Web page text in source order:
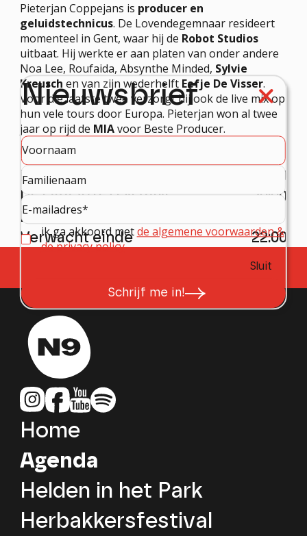
Pieterjan Coppejans is producer en
geluidstechnicus. De Lovendegemnaar resideert
momenteel in Gent, waar hij de Robot Studios
uitbaat. Hij werkte er aan platen van onder andere
Noa Lee, Roufaida, Absynthe Minded, Sylvie
Kreusch en van zijn wederhelft Eefje De Visser.
Voor die laatste twee verzorgt hij ook de live mix op
hun vele tours door Europa. Pieterjan won al twee
jaar op rijd de MIAvoor Beste Producer.
PROGRAMMA
Deuren
19:30
DE FAVORIETEN VAN
PIETERJAN COPPEJANS
20:00
Verwacht einde 22:00
Home
Agenda
Helden in het Park
Herbakkersfestival
Nieuwsbrief
ik ga akkoord metde algemene voorwaarden &
de privacy policy
Sluit
Schrijf me in!